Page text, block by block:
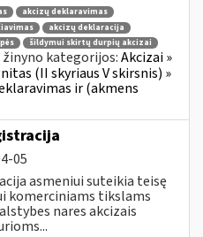
akcizų deklaravimas
akcizų deklaracija
šildymui skirtų durpių akcizai
žinyno kategorijos:Akcizai »
(II skyriaus V skirsnis) »
ir (akmens
05
asmeniui suteikia teisę
komerciniams tikslams
nares akcizais